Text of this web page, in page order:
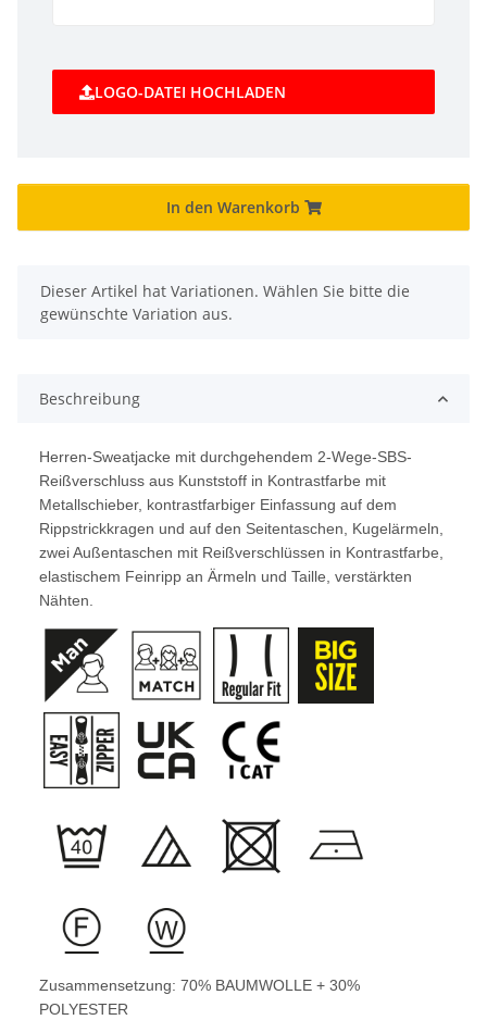
LOGO-DATEI HOCHLADEN
In den Warenkorb
x
Dieser Artikel hat Variationen. Wählen Sie bitte die
gewünschte Variation aus.
Beschreibung
Herren-Sweatjacke mit durchgehendem 2-Wege-SBS-
Reißverschluss aus Kunststoff in Kontrastfarbe mit
Metallschieber, kontrastfarbiger Einfassung auf dem
Rippstrickkragen und auf den Seitentaschen, Kugelärmeln,
zwei Außentaschen mit Reißverschlüssen in Kontrastfarbe,
elastischem Feinripp an Ärmeln und Taille, verstärkten
Nähten.
Zusammensetzung: 70% BAUMWOLLE + 30%
POLYESTER